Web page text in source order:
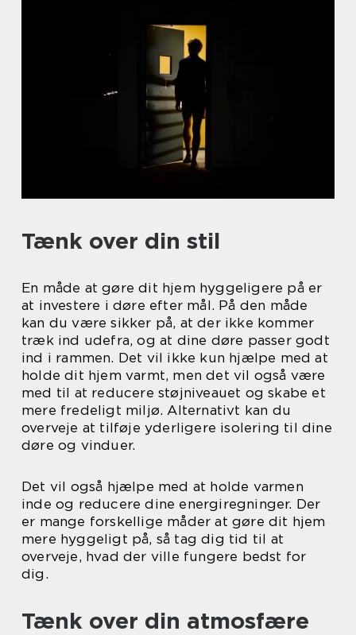
Tænk over din stil
En måde at gøre dit hjem hyggeligere på er
at investere i døre efter mål. På den måde
kan du være sikker på, at der ikke kommer
træk ind udefra, og at dine døre passer godt
ind i rammen. Det vil ikke kun hjælpe med at
holde dit hjem varmt, men det vil også være
med til at reducere støjniveauet og skabe et
mere fredeligt miljø. Alternativt kan du
overveje at tilføje yderligere isolering til dine
døre og vinduer.
Det vil også hjælpe med at holde varmen
inde og reducere dine energiregninger. Der
er mange forskellige måder at gøre dit hjem
mere hyggeligt på, så tag dig tid til at
overveje, hvad der ville fungere bedst for
dig.
Tænk over din atmosfære